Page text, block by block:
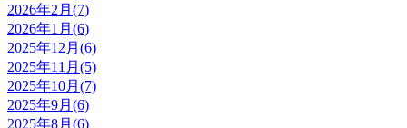
2026年2月(7)
2026年1月(6)
2025年12月(6)
2025年11月(5)
2025年10月(7)
2025年9月(6)
2025年8月(6)